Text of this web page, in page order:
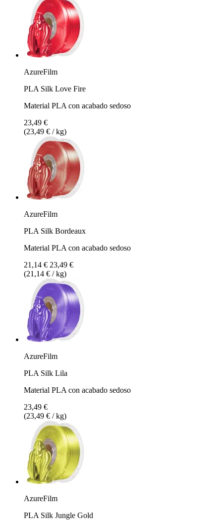
AzureFilm
PLA Silk Love Fire
Material PLA con acabado sedoso
23,49 €
(23,49 € / kg)
AzureFilm
PLA Silk Bordeaux
Material PLA con acabado sedoso
21,14 € 23,49 €
(21,14 € / kg)
AzureFilm
PLA Silk Lila
Material PLA con acabado sedoso
23,49 €
(23,49 € / kg)
AzureFilm
PLA Silk Jungle Gold